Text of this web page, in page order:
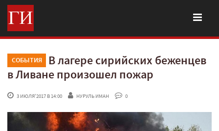
СОБЫТИЯ
В лагере сирийских беженцев
в Ливане произошел пожар
3 ИЮЛЯ'2017 В 14:00 НУРУЛЬ ИМАН 0